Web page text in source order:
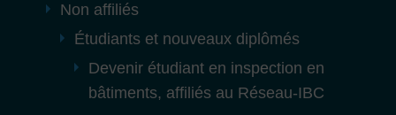
Non affiliés
Étudiants et nouveaux diplômés
Devenir étudiant en inspection en
bâtiments, affiliés au Réseau-IBC